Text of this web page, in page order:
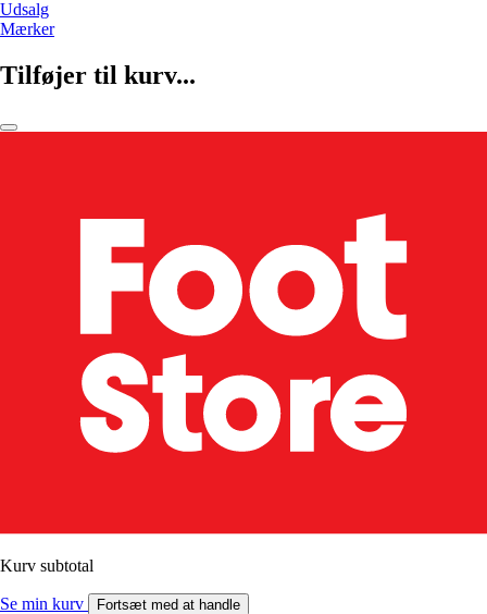
Udsalg
Mærker
Tilføjer til kurv...
Kurv subtotal
Se min kurv Fortsæt med at handle